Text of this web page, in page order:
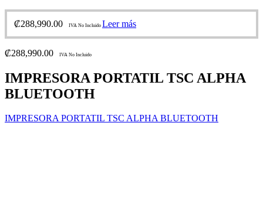
₡288,990.00 IVA No Incluido Leer más
₡288,990.00 IVA No Incluido
IMPRESORA PORTATIL TSC ALPHA
BLUETOOTH
IMPRESORA PORTATIL TSC ALPHA BLUETOOTH